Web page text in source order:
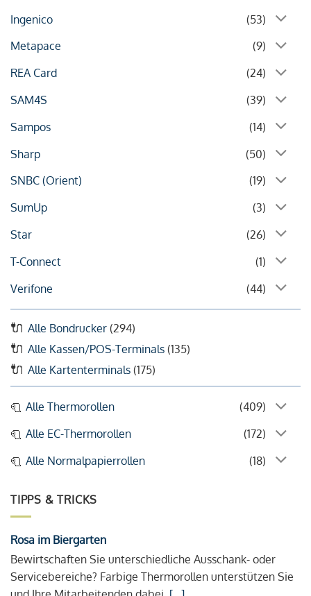
Ingenico
(53)
Metapace
(9)
REA Card
(24)
SAM4S
(39)
Sampos
(14)
Sharp
(50)
SNBC (Orient)
(19)
SumUp
(3)
Star
(26)
T-Connect
(1)
Verifone
(44)
Alle Bondrucker (294)
Alle Kassen/POS-Terminals (135)
Alle Kartenterminals (175)
Alle Thermorollen
(409)
Alle EC-Thermorollen
(172)
Alle Normalpapierrollen
(18)
TIPPS & TRICKS
Rosa im Biergarten
Bewirtschaften Sie unterschiedliche Ausschank- oder
Servicebereiche? Farbige Thermorollen unterstützen Sie